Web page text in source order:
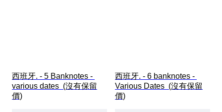
西班牙. - 5 Banknotes -
various dates  (沒有保留
價)
西班牙. - 6 banknotes -
Various Dates  (沒有保留
價)